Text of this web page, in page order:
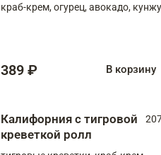
краб-крем, огурец, авокадо,
389 ₽ В корзину
Калифорния с тигровой
креветкой ролл